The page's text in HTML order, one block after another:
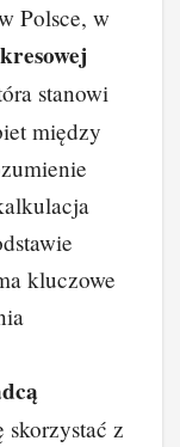
Polsce, w
stanowi
między
kluczowe
skorzystać z